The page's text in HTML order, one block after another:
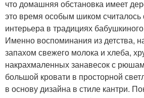
что домашняя обстановка имеет
это время особым шиком
интерьера в традициях
Именно воспоминания из детства,
запахом свежего молока и хлеба,
накрахмаленных занавесок с
большой кровати в просторной
в основу дизайна в стиле кантри.